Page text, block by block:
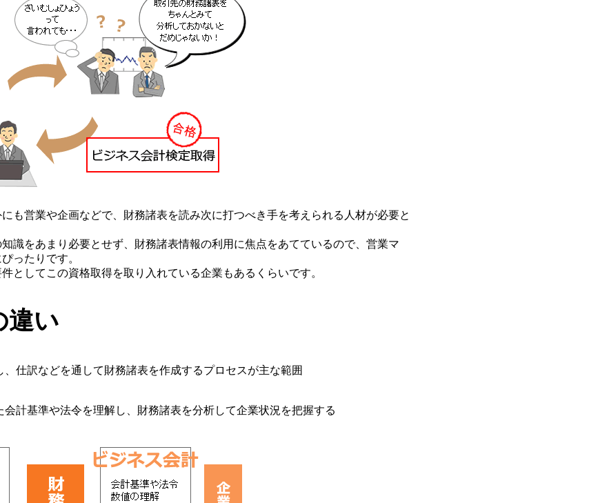
も営業や企画などで、財務諸表を読み次に打つべき手を考えられる人材が必要と
識をあまり必要とせず、財務諸表情報の利用に焦点をあてているので、営業マ
ったりです。
としてこの資格取得を取り入れている企業もあるくらいです。
違い
などを通して財務諸表を作成するプロセスが主な範囲
準や法令を理解し、財務諸表を分析して企業状況を把握する